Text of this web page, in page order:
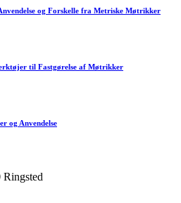
og Forskelle fra Metriske Møtrikker
til Fastgørelse af Møtrikker
og Anvendelse